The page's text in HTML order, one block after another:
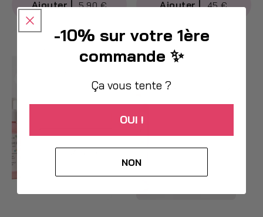
5,90 € 45 €
-10% sur votre 1ère
commande ✨
Ça vous tente ?
OUI !
NON